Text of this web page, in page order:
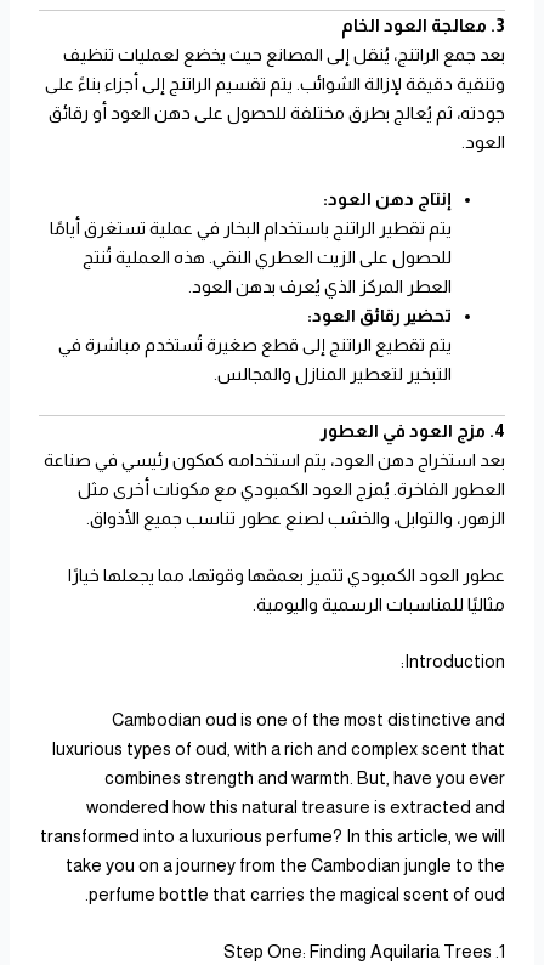
3. معالجة العود الخام
بعد جمع الراتنج، يُنقل إلى المصانع حيث يخضع لعمليات تنظيف
وتنقية دقيقة لإزالة الشوائب. يتم تقسيم الراتنج إلى أجزاء بناءً على
جودته، ثم يُعالج بطرق مختلفة للحصول على دهن العود أو رقائق
العود.
إنتاج دهن العود:
يتم تقطير الراتنج باستخدام البخار في عملية تستغرق أيامًا
للحصول على الزيت العطري النقي. هذه العملية تُنتج
العطر المركز الذي يُعرف بدهن العود.
تحضير رقائق العود:
يتم تقطيع الراتنج إلى قطع صغيرة تُستخدم مباشرة في
التبخير لتعطير المنازل والمجالس.
4. مزج العود في العطور
بعد استخراج دهن العود، يتم استخدامه كمكون رئيسي في صناعة
العطور الفاخرة. يُمزج العود الكمبودي مع مكونات أخرى مثل
الزهور، والتوابل، والخشب لصنع عطور تناسب جميع الأذواق.
عطور العود الكمبودي تتميز بعمقها وقوتها، مما يجعلها خيارًا
مثاليًا للمناسبات الرسمية واليومية.
Introduction:
Cambodian oud is one of the most distinctive and
luxurious types of oud, with a rich and complex scent that
combines strength and warmth. But, have you ever
wondered how this natural treasure is extracted and
transformed into a luxurious perfume? In this article, we will
take you on a journey from the Cambodian jungle to the
perfume bottle that carries the magical scent of oud.
1. Step One: Finding Aquilaria Trees